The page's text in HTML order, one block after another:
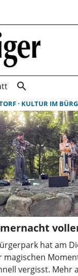
search
KULTUR IM
hat am
magischen
vergisst. Mehr